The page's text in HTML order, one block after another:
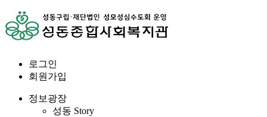
로그인
회원가입
정보광장
성동 Story